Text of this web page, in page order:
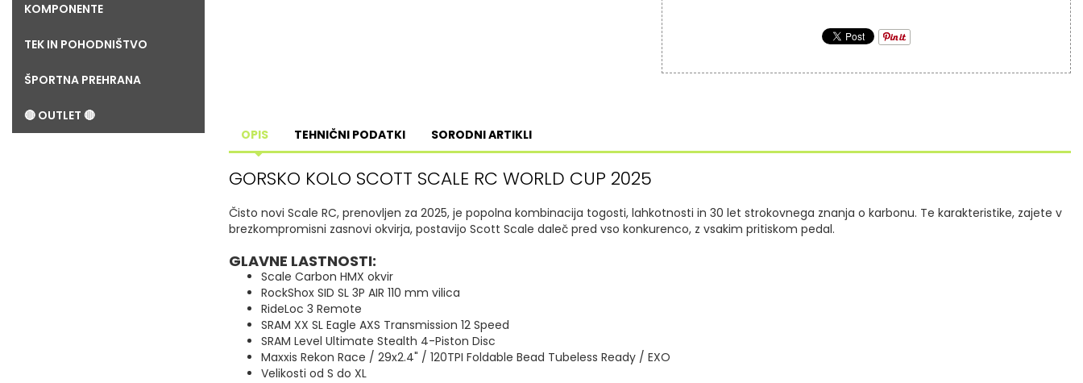
KOMPONENTE
TEK IN POHODNIŠTVO
ŠPORTNA PREHRANA
🔴 OUTLET 🔴
OPIS TEHNIČNI PODATKI SORODNI ARTIKLI
GORSKO KOLO SCOTT SCALE RC WORLD CUP 2025
Čisto novi Scale RC, prenovljen za 2025, je popolna kombinacija togosti, lahkotnosti in 30 let strokovnega znanja o karbonu. Te karakteristike, zajete v
brezkompromisni zasnovi okvirja, postavijo Scott Scale daleč pred vso konkurenco, z vsakim pritiskom pedal.
GLAVNE LASTNOSTI:
Scale Carbon HMX okvir
RockShox SID SL 3P AIR 110 mm vilica
RideLoc 3 Remote
SRAM XX SL Eagle AXS Transmission 12 Speed
SRAM Level Ultimate Stealth 4-Piston Disc
Maxxis Rekon Race / 29x2.4" / 120TPI Foldable Bead Tubeless Ready / EXO
Velikosti od S do XL